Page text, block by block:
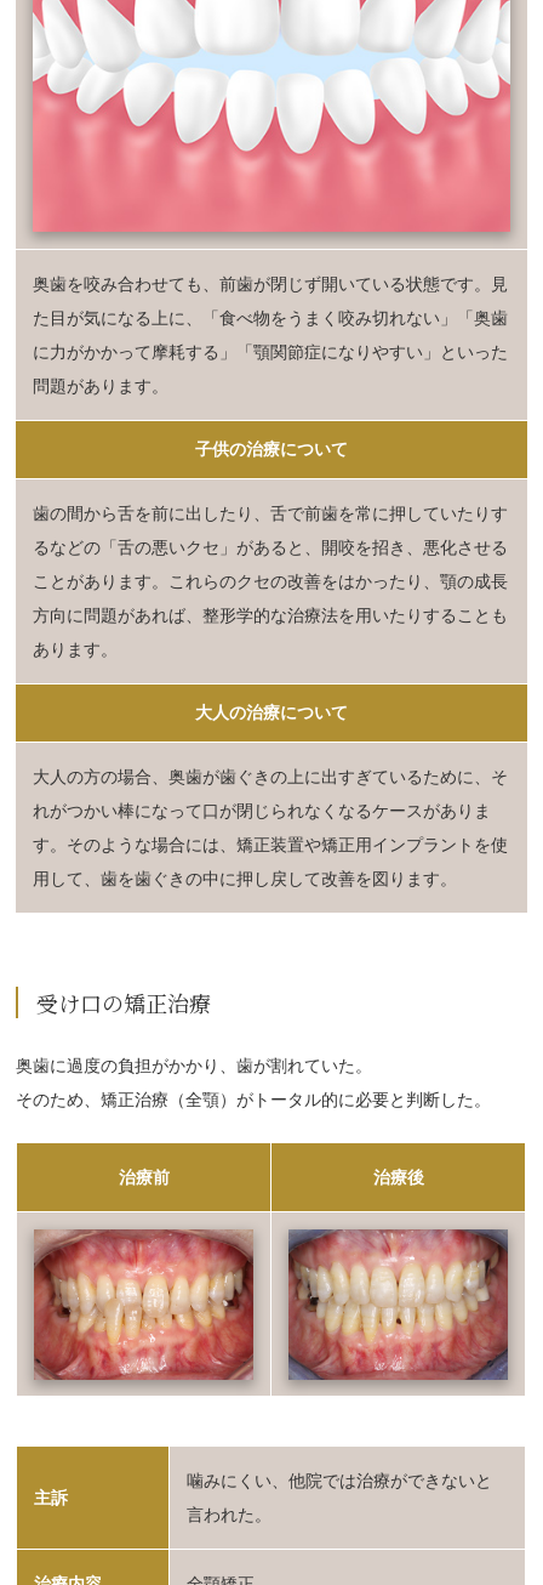
奥歯を咬み合わせても、前歯が閉じず開いている状態です。見
た目が気になる上に、「食べ物をうまく咬み切れない」「奥歯
に力がかかって摩耗する」「顎関節症になりやすい」といった
問題があります。
子供の治療について
歯の間から舌を前に出したり、舌で前歯を常に押していたりす
るなどの「舌の悪いクセ」があると、開咬を招き、悪化させる
ことがあります。これらのクセの改善をはかったり、顎の成長
方向に問題があれば、整形学的な治療法を用いたりすることも
あります。
大人の治療について
大人の方の場合、奥歯が歯ぐきの上に出すぎているために、そ
れがつかい棒になって口が閉じられなくなるケースがありま
す。そのような場合には、矯正装置や矯正用インプラントを使
用して、歯を歯ぐきの中に押し戻して改善を図ります。
受け口の矯正治療
奥歯に過度の負担がかかり、歯が割れていた。
そのため、矯正治療（全顎）がトータル的に必要と判断した。
治療前 治療後
主訴
噛みにくい、他院では治療ができないと
言われた。